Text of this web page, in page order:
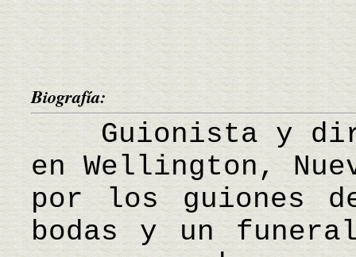
Biografía:
Guionista y
en Wellington,
por los guiones
bodas y un